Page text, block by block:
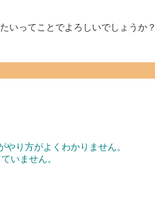
いってことでよろしいでしょうか？
り方がよくわかりません。
いません。